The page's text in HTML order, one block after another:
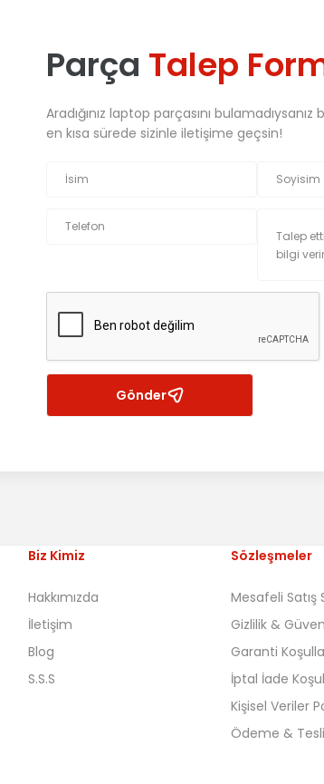
Parça Talep
Aradığınız laptop parçasını
en kısa sürede sizinle iletişime geçsin!
Gönder
Biz Kimiz
Hakkımızda
İletişim
Blog
S.S.S
Sözleşmeler
Mesafeli Satış
Gizlilik &
Garanti
İptal İade
Kişisel Veriler
Ödeme &